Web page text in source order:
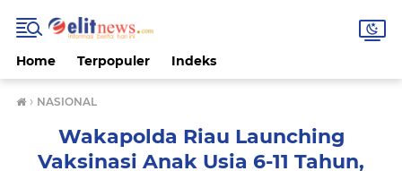
Home Terpopuler Indeks
› NASIONAL
Wakapolda Riau Launching
Vaksinasi Anak Usia 6-11 Tahun,